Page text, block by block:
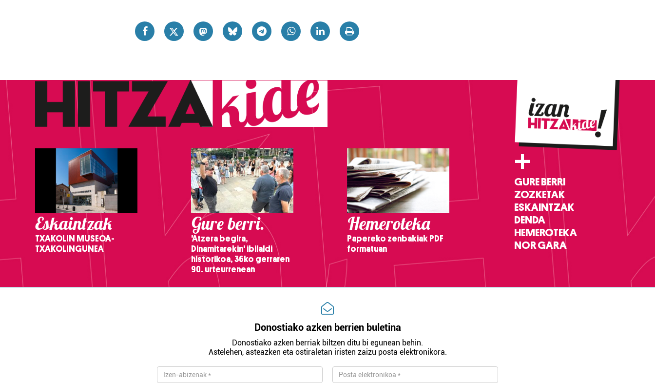
Eskaintzak
TXAKOLIN MUSEOA-
TXAKOLINGUNEA
Gure berri.
'Atzera begira,
Dinamitarekin' ibilaldi
historikoa, 36ko gerraren
90. urteurrenean
Hemeroteka
Papereko zenbakiak PDF
formatuan
+
GURE BERRI
ZOZKETAK
ESKAINTZAK
DENDA
HEMEROTEKA
NOR GARA
Donostiako azken berrien buletina
Donostiako azken berriak biltzen ditu bi egunean behin.
Astelehen, asteazken eta ostiraletan iristen zaizu posta elektronikora.